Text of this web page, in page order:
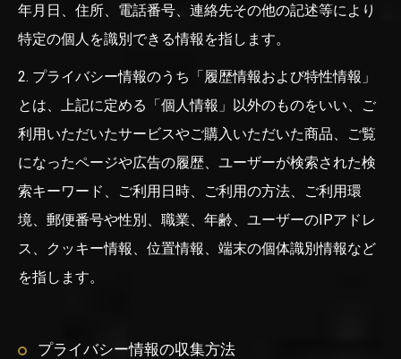
年月日、住所、電話番号、連絡先その他の記述等により
特定の個人を識別できる情報を指します。
2. プライバシー情報のうち「履歴情報および特性情報」
とは、上記に定める「個人情報」以外のものをいい、ご
利用いただいたサービスやご購入いただいた商品、ご覧
になったページや広告の履歴、ユーザーが検索された検
索キーワード、ご利用日時、ご利用の方法、ご利用環
境、郵便番号や性別、職業、年齢、ユーザーのIPアドレ
ス、クッキー情報、位置情報、端末の個体識別情報など
を指します。
プライバシー情報の収集方法